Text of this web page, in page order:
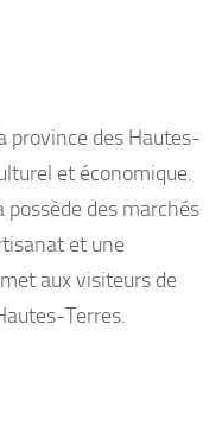
province des Hautes-
et économique.
possède des marchés
et une
aux visiteurs de
Terres.